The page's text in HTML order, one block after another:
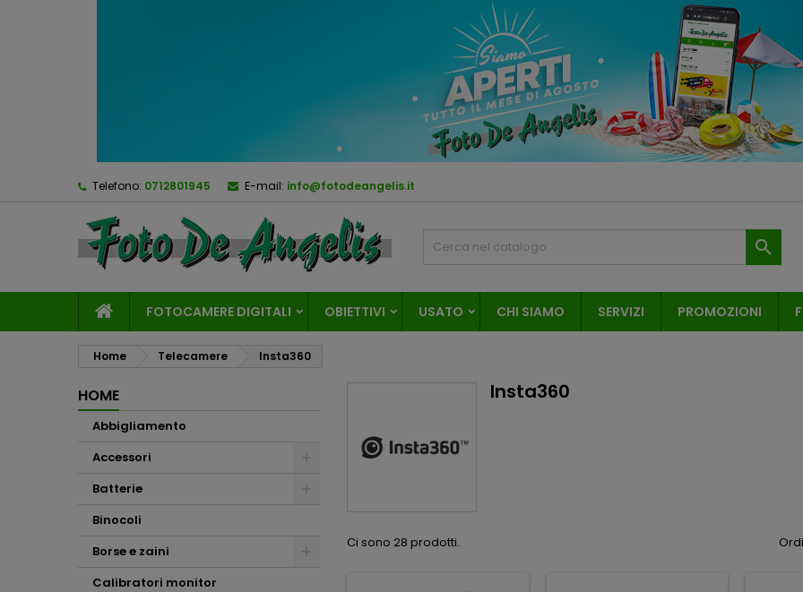
Telefono: 0712801945 E-mail: info@fotodeangelis.it

FOTOCAMERE DIGITALI OBIETTIVI USATO CHI SIAMO SERVIZI PROMOZIONI
Home Telecamere Insta360
HOME
Abbigliamento
Accessori
Batterie
Binocoli
Borse e zaini
Calibratori monitor
Insta360
Ci sono 28 prodotti.